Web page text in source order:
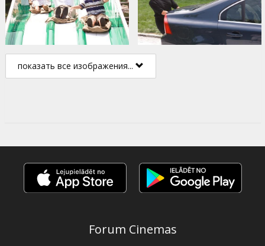
показать все изображения...
Forum Cinemas